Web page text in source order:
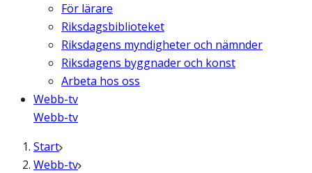
För lärare
Riksdagsbiblioteket
Riksdagens myndigheter och nämnder
Riksdagens byggnader och konst
Arbeta hos oss
Webb-tv
Webb-tv
Start
Webb-tv